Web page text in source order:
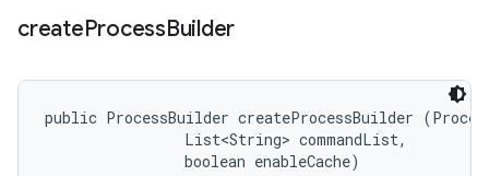
createProcessBuilder
public ProcessBuilder createProcessBuilder
                List<String> commandList,
                boolean enableCache)